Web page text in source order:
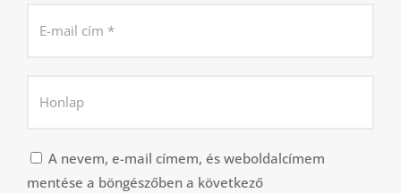
A nevem, e-mail címem, és weboldalcímem
mentése a böngészőben a következő